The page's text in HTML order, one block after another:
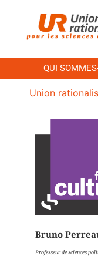
QUI
Union
Bruno
Professeur de sciences